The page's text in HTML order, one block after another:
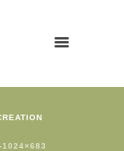
1024×683